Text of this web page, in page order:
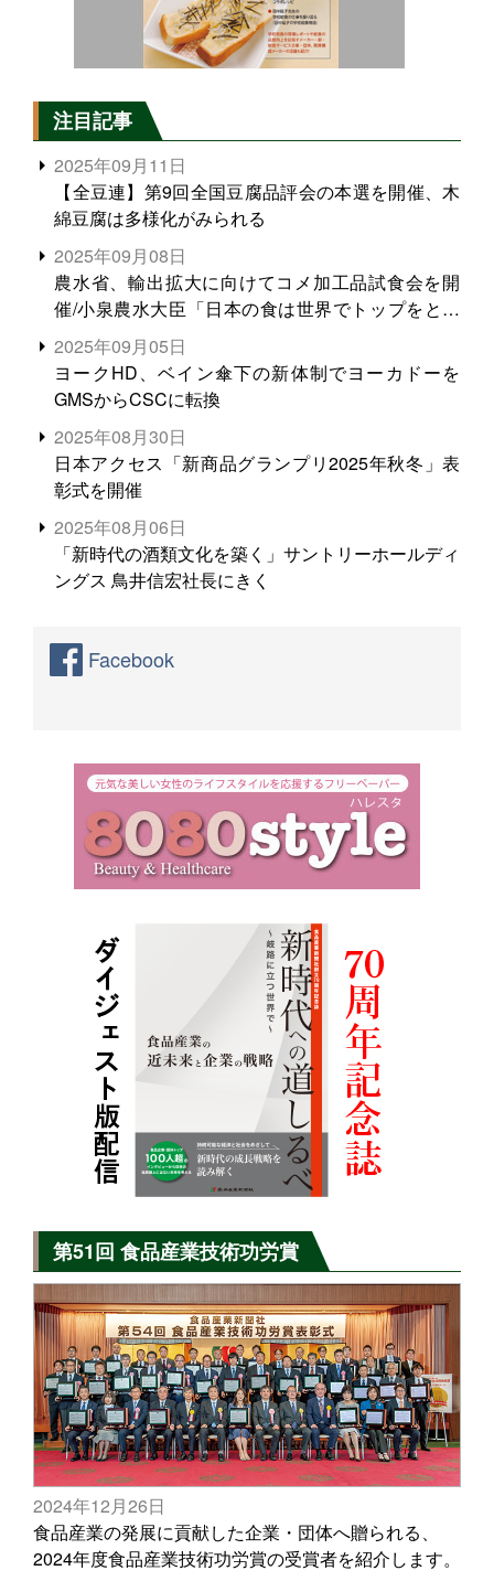
注目記事
2025年09月11日
【全豆連】第9回全国豆腐品評会の本選を開催、木
綿豆腐は多様化がみられる
2025年09月08日
農水省、輸出拡大に向けてコメ加工品試食会を開
催/小泉農水大臣「日本の食は世界でトップをとれ
る。米増産に向けて、米輸出需要の拡大を」
2025年09月05日
ヨークHD、ベイン傘下の新体制でヨーカドーを
GMSからCSCに転換
2025年08月30日
日本アクセス「新商品グランプリ2025年秋冬」表
彰式を開催
2025年08月06日
「新時代の酒類文化を築く」サントリーホールディ
ングス 鳥井信宏社長にきく
Facebook
第51回 食品産業技術功労賞
2024年12月26日
食品産業の発展に貢献した企業・団体へ贈られる、
2024年度食品産業技術功労賞の受賞者を紹介します。